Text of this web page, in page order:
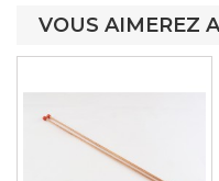
VOUS AIMEREZ